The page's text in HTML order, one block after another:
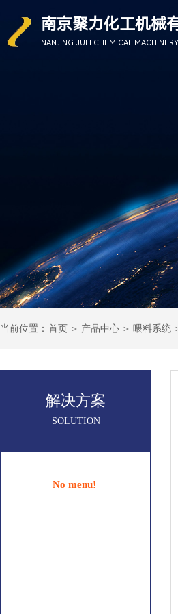
当前位置： 首页 ＞ 产品中心 ＞ 喂料系统
解决方案
SOLUTION
No menu!
南京聚力化工机械
NANJING JULI CHEMICAL MACHINERY